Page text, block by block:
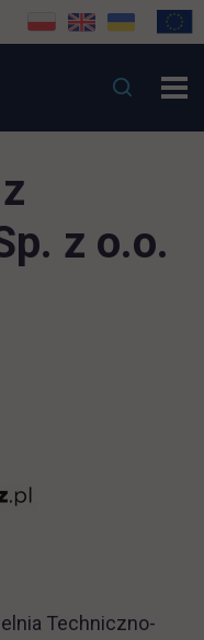
z o.o.
Techniczno-